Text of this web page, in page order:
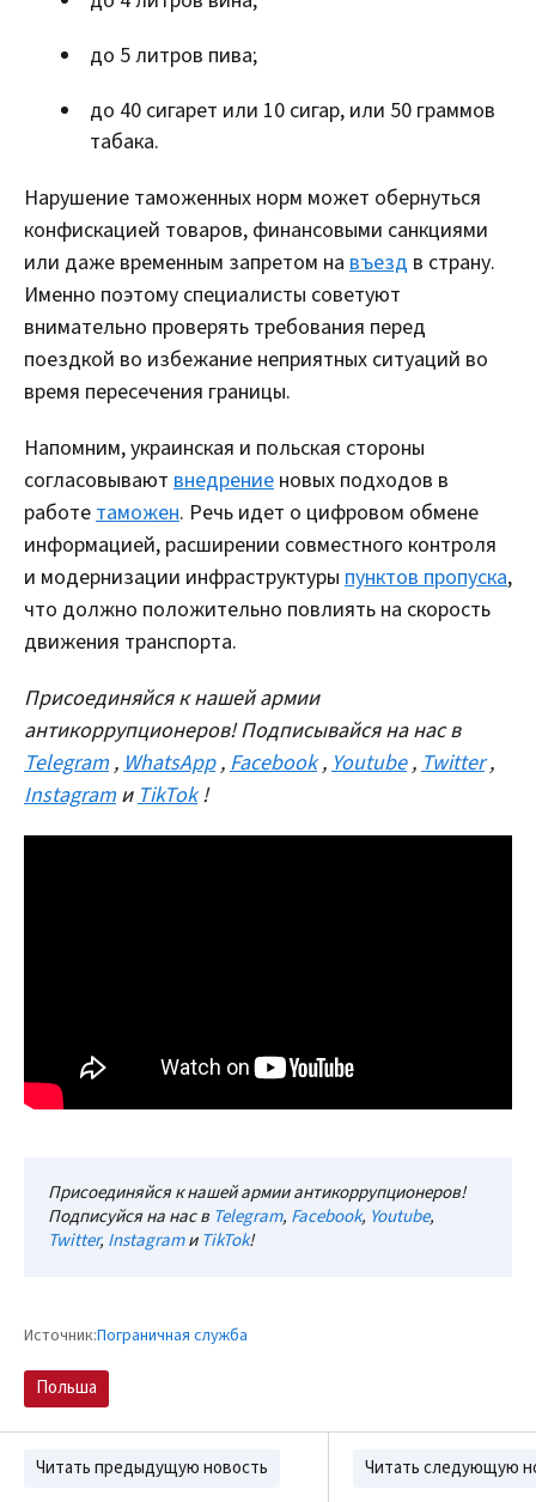
до 5 литров пива;
до 40 сигарет или 10 сигар, или 50 граммов
табака.
Нарушение таможенных норм может обернуться
конфискацией товаров, финансовыми санкциями
или даже временным запретом на въезд в страну.
Именно поэтому специалисты советуют
внимательно проверять требования перед
поездкой во избежание неприятных ситуаций во
время пересечения границы.
Напомним, украинская и польская стороны
согласовывают внедрение новых подходов в
работе таможен. Речь идет о цифровом обмене
информацией, расширении совместного контроля
и модернизации инфраструктуры пунктов пропуска,
что должно положительно повлиять на скорость
движения транспорта.
Присоединяйся к нашей армии
антикоррупционеров! Подписывайся на нас в
Telegram , WhatsApp , Facebook , Youtube , Twitter ,
Instagram и TikTok !
Присоединяйся к нашей армии антикоррупционеров!
Подписуйся на нас в Telegram, Facebook, Youtube,
Twitter, InstagramиTikTok!
Источник:Пограничная служба
Польша
Читать предыдущую новость Читать следующую